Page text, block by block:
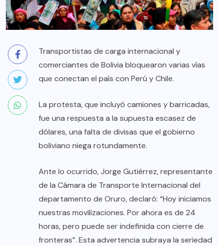
Transportistas de carga internacional y
comerciantes de Bolivia bloquearon varias vías
que conectan el país con Perú y Chile.
La protesta, que incluyó camiones y barricadas,
fue una respuesta a la supuesta escasez de
dólares, una falta de divisas que el gobierno
boliviano niega rotundamente.
Ante lo ocurrido, Jorge Gutiérrez, representante
de la Cámara de Transporte Internacional del
departamento de Oruro, declaró: “Hoy iniciamos
nuestras movilizaciones. Por ahora es de 24
horas, pero puede ser indefinida con cierre de
fronteras”. Esta advertencia subraya la seriedad